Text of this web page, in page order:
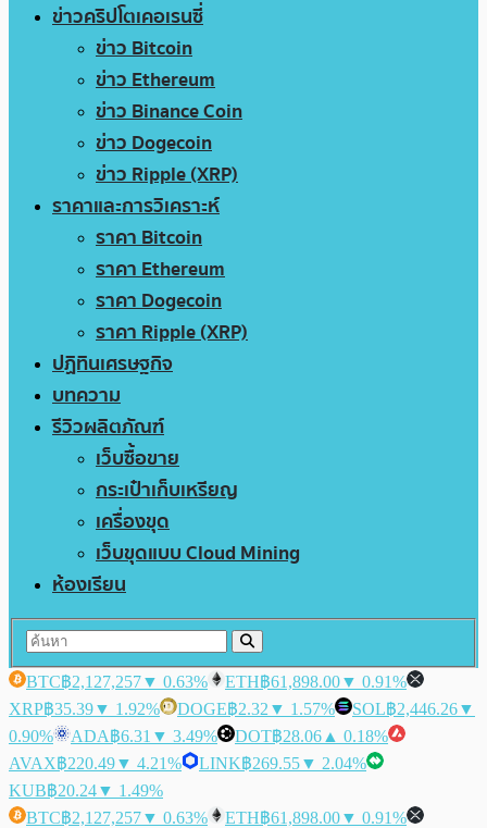
ข่าวคริปโตเคอเรนซี่
ข่าว Bitcoin
ข่าว Ethereum
ข่าว Binance Coin
ข่าว Dogecoin
ข่าว Ripple (XRP)
ราคาและการวิเคราะห์
ราคา Bitcoin
ราคา Ethereum
ราคา Dogecoin
ราคา Ripple (XRP)
ปฏิทินเศรษฐกิจ
บทความ
รีวิวผลิตภัณฑ์
เว็บซื้อขาย
กระเป๋าเก็บเหรียญ
เครื่องขุด
เว็บขุดแบบ Cloud Mining
ห้องเรียน
BTC฿2,127,257▼ 0.63% ETH฿61,898.00▼ 0.91%
XRP฿35.39▼ 1.92% DOGE฿2.32 ▼ 1.57% SOL฿2,446.26▼
0.90%
ADA฿6.31 ▼ 3.49% DOT฿28.06 ▲ 0.18%
AVAX฿220.49▼ 4.21% LINK฿269.55▼ 2.04%
KUB฿20.24▼ 1.49%
BTC฿2,127,257▼ 0.63% ETH฿61,898.00▼ 0.91%